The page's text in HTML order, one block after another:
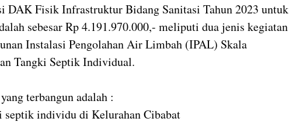
DAK Fisik Infrastruktur Bidang Sanitasi Tahun 2023 untuk
sebesar Rp 4.191.970.000,- meliputi dua jenis kegiatan
Instalasi Pengolahan Air Limbah (IPAL) Skala
Tangki Septik Individual.
terbangun adalah :
septik individu di Kelurahan Cibabat